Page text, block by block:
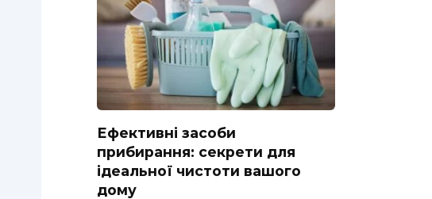
Ефективні засоби
прибирання: секрети для
ідеальної чистоти вашого
дому